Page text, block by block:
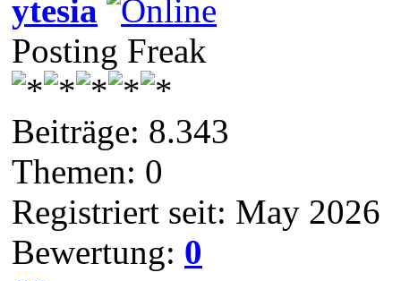
ytesia
Posting Freak
Beiträge: 8.343
Themen: 0
Registriert seit: May 2026
Bewertung: 0